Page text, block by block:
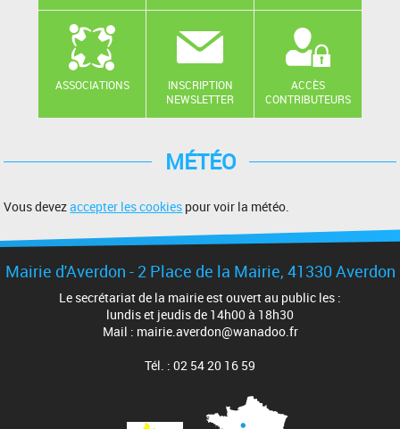
ASSOCIATIONS
INSCRIPTION
NEWSLETTER
ACCÈS
CONTRIBUTEURS
MÉTÉO
Vous devezaccepter les cookies pour voir la météo.
Mairie d'Averdon - 2 Place de la Mairie, 41330 Averdon
Le secrétariat de la mairie est ouvert au public les :
lundis et jeudis de 14h00 à 18h30
Mail : mairie.averdon@wanadoo.fr
Tél. : 02 54 20 16 59